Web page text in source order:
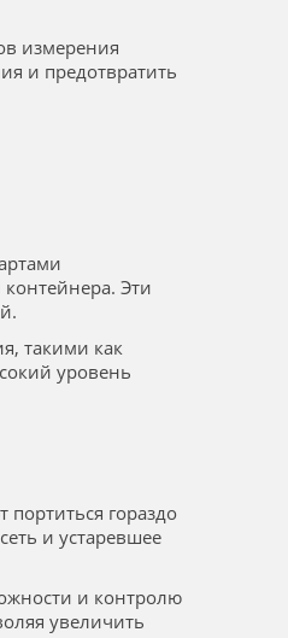
измерения
и предотвратить
Эти
такими как
уровень
гораздо
и устаревшее
и контролю
увеличить